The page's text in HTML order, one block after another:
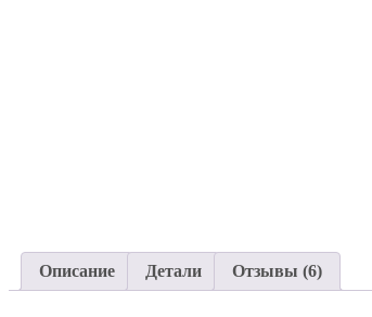
Описание Детали Отзывы (6)